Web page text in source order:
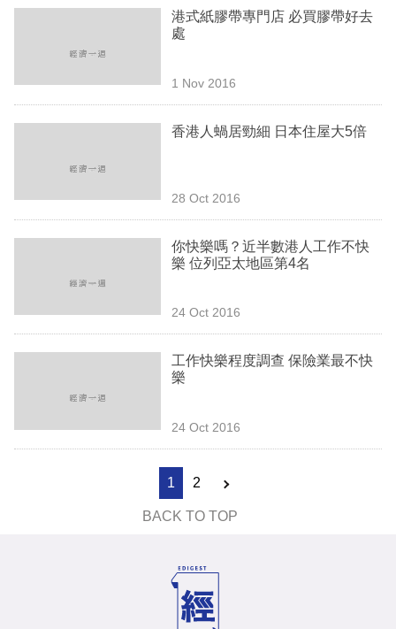
區
港式紙膠帶專門店 必買膠帶好去
處
1 Nov 2016
香港人蝸居勁細 日本住屋大5倍
28 Oct 2016
你快樂嗎？近半數港人工作不快
樂 位列亞太地區第4名
24 Oct 2016
工作快樂程度調查 保險業最不快
樂
24 Oct 2016
1 2
BACK TO TOP